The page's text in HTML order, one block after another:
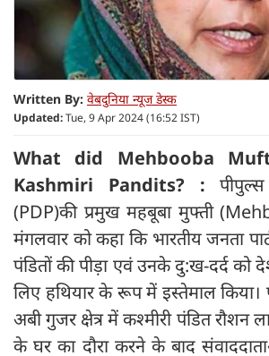
Written By: वेबदुनिया न्यूज डेस्क
Updated:Tue, 9 Apr 2024 (16:52 IST)
What did Mehbooba
Kashmiri Pandits? :
(PDP)की प्रमुख महबूबा मुफ्ती
मंगलवार को कहा कि भारतीय जनता
पंडितों की पीड़ा एवं उनके दु:ख-दर्द को
लिए हथियार के रूप में इस्तेमाल किया।
अबी गुजर क्षेत्र में कश्मीरी पंडित रौशन
के घर का दौरा करने के बाद